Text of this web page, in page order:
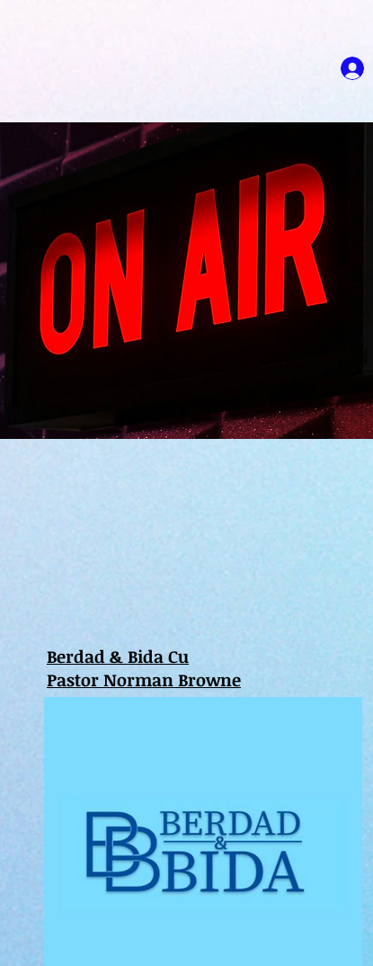
Berdad & Bida Cu
Pastor Norman Browne